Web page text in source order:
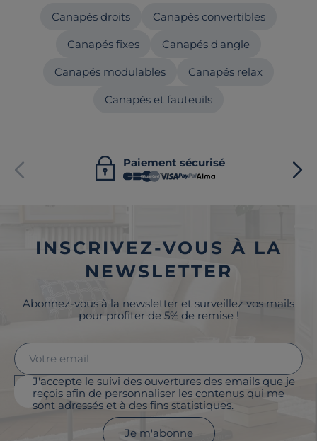
Canapés droits Canapés convertibles
Canapés fixes Canapés d'angle
Canapés modulables Canapés relax
Canapés et fauteuils
Paiement sécurisé
INSCRIVEZ-VOUS À LA
NEWSLETTER
Abonnez-vous à la newsletter et surveillez vos mails
pour profiter de 5% de remise !
J'accepte le suivi des ouvertures des emails que je
reçois afin de personnaliser les contenus qui me
sont adressés et à des fins statistiques.
Je m'abonne